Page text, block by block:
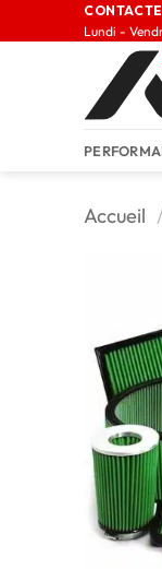
Lundi -
Accueil /